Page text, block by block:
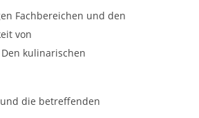
Fachbereichen und den
von
kulinarischen
die betreffenden